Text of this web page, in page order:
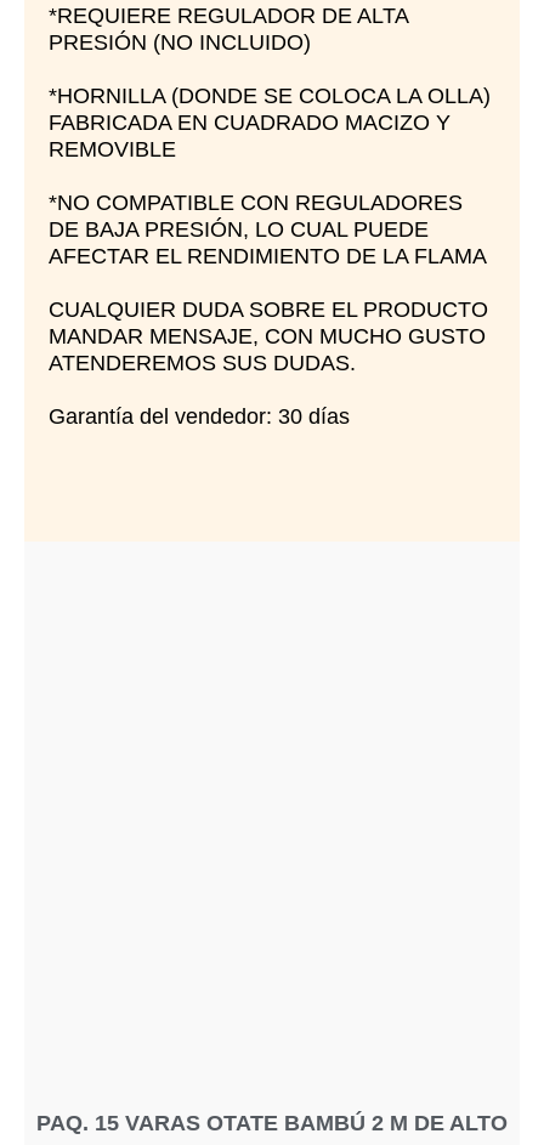
*REQUIERE REGULADOR DE ALTA
PRESIÓN (NO INCLUIDO)
*HORNILLA (DONDE SE COLOCA LA OLLA)
FABRICADA EN CUADRADO MACIZO Y
REMOVIBLE
*NO COMPATIBLE CON REGULADORES
DE BAJA PRESIÓN, LO CUAL PUEDE
AFECTAR EL RENDIMIENTO DE LA FLAMA
CUALQUIER DUDA SOBRE EL PRODUCTO
MANDAR MENSAJE, CON MUCHO GUSTO
ATENDEREMOS SUS DUDAS.
Garantía del vendedor: 30 días
PAQ. 15 VARAS OTATE BAMBÚ 2 M DE ALTO